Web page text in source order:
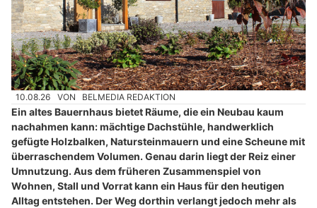
10.08.26 VON BELMEDIA REDAKTION
Ein altes Bauernhaus bietet Räume, die ein Neubau kaum
nachahmen kann: mächtige Dachstühle, handwerklich
gefügte Holzbalken, Natursteinmauern und eine Scheune mit
überraschendem Volumen. Genau darin liegt der Reiz einer
Umnutzung. Aus dem früheren Zusammenspiel von
Wohnen, Stall und Vorrat kann ein Haus für den heutigen
Alltag entstehen. Der Weg dorthin verlangt jedoch mehr als